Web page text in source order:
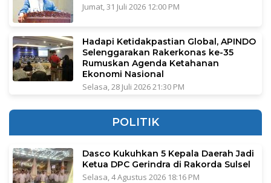
Jumat, 31 Juli 2026 12:00 PM
Hadapi Ketidakpastian Global, APINDO
Selenggarakan Rakerkonas ke-35
Rumuskan Agenda Ketahanan
Ekonomi Nasional
Selasa, 28 Juli 2026 21:30 PM
POLITIK
Dasco Kukuhkan 5 Kepala Daerah Jadi
Ketua DPC Gerindra di Rakorda Sulsel
Selasa, 4 Agustus 2026 18:16 PM